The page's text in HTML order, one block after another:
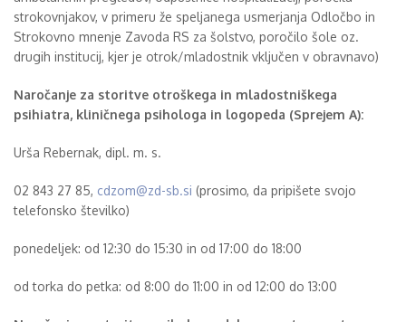
strokovnjakov, v primeru že speljanega usmerjanja Odločbo in
Strokovno mnenje Zavoda RS za šolstvo, poročilo šole oz.
drugih institucij, kjer je otrok/mladostnik vključen v obravnavo)
Naročanje za storitve otroškega in mladostniškega
psihiatra, kliničnega psihologa in logopeda (Sprejem A):
Urša Rebernak, dipl. m. s.
02 843 27 85, cdzom@zd-sb.si (prosimo, da pripišete svojo
telefonsko številko)
ponedeljek: od 12:30 do 15:30 in od 17:00 do 18:00
od torka do petka: od 8:00 do 11:00 in od 12:00 do 13:00